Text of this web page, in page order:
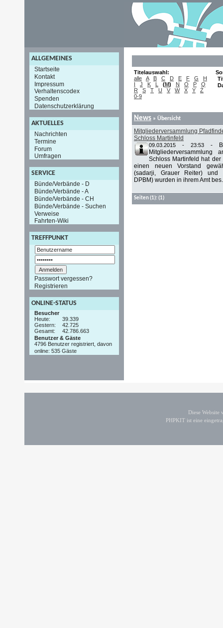
ALLGEMEINES
Startseite
Kontakt
Impressum
Verhaltenscodex
Spenden
Datenschutzerklärung
AKTUELLES
Nachrichten
Termine
Forum
Umfragen
SERVICE
Bünde/Verbände - D
Bünde/Verbände - A
Bünde/Verbände - CH
Bünde/Verbände - Suchen
Verweise
Fahrten-Wiki
TREFFPUNKT
Passwort vergessen?
Registrieren
ONLINE-STATUS
Besucher
Heute:
39.339
Gestern:
42.725
Gesamt:
42.786.663
Benutzer & Gäste
4796 Benutzer registriert, davon
online: 535 Gäste
Titelauswahl:
alle
A B C D E F G
H
I
J K L (M) N O P
Q
R
S T U V W X Y
Z
0-9
News » Übersicht
Mitgliederversammlung
Schloss Martinfeld
09.03.2015 - 23:53 -
Schloss Martinfeld hat der
einen neuen Vorstand
(sadarji, Grauer Reiter) und
DPBM) wurden in ihrem Amt
Seiten(1): (1)
Diese
PHPKIT ist eine